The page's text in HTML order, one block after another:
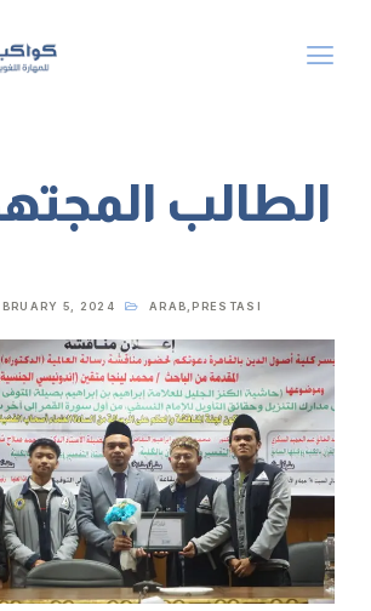
الطالب
5, 2024 ARAB, PRESTASI